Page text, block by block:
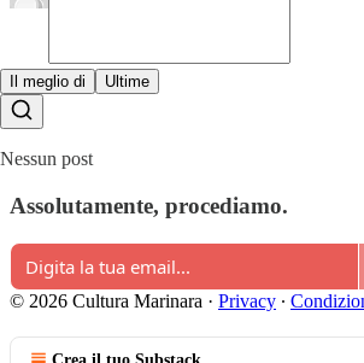
Il meglio di Ultime
Nessun post
Assolutamente, procediamo.
© 2026 Cultura Marinara · Privacy ∙